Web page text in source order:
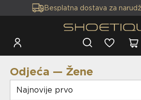
Besplatna dostava za
Odjeća — Žene
Najnovije prvo